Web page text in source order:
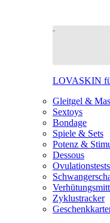
LOVASKIN
Gleitgel &
Sextoys
Bondage
Spiele & Sets
Potenz &
Dessous
Ovulationstests
Zyklustracker